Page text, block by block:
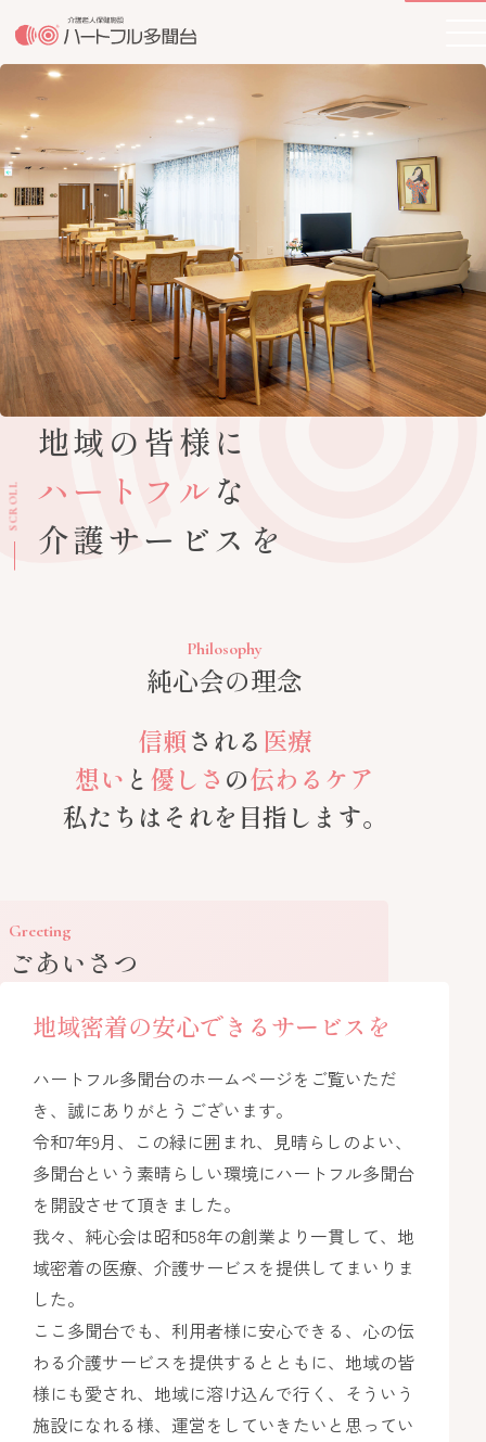
地域の皆様に
ハートフルな
介護サービスを
SCROLL
Philosophy
純心会の理念
信頼される 医療
想い と 優しさ の伝わるケア
私たちはそれを目指します。
Greeting
ごあいさつ
地域密着の安心できるサービスを
ハートフル多聞台のホームページをご覧いただ
き、誠にありがとうございます。
令和7年9月、この緑に囲まれ、見晴らしのよい、
多聞台という素晴らしい環境にハートフル多聞台
を開設させて頂きました。
我々、純心会は昭和58年の創業より一貫して、地
域密着の医療、介護サービスを提供してまいりま
した。
ここ多聞台でも、利用者様に安心できる、心の伝
わる介護サービスを提供するとともに、地域の皆
様にも愛され、地域に溶け込んで行く、そういう
施設になれる様、運営をしていきたいと思ってい